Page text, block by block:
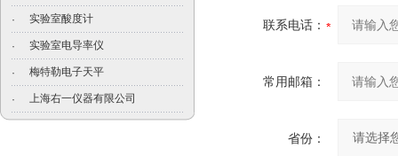
· 实验室酸度计
· 实验室电导率仪
· 梅特勒电子天平
· 上海右一仪器有限公司
联系电话：
常用邮箱：
省份：